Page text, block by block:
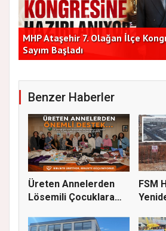
Başkan Vekilleri Kent
Bir Araya Geldi
Benzer Haberler
Üreten Annelerden
Lösemili Çocuklara
FSM